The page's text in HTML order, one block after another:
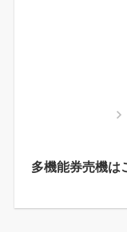
多機能券売機は